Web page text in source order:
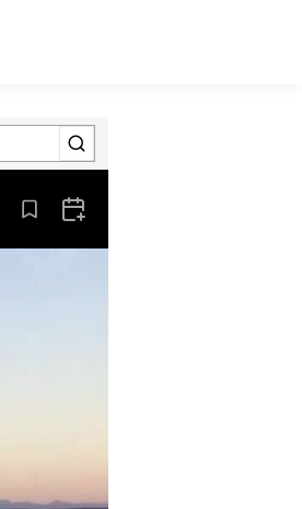
Aus den Lesezeichen entfernen
Zum Kalender hinzufügen